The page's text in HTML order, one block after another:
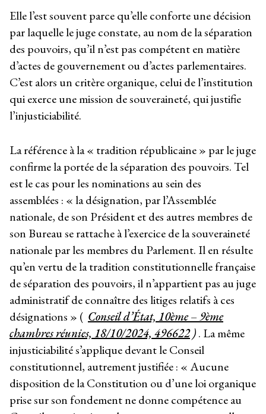
Elle l’est souvent parce qu’elle conforte une décision
par laquelle le juge constate, au nom de la séparation
des pouvoirs, qu’il n’est pas compétent en matière
d’actes de gouvernement ou d’actes parlementaires.
C’est alors un critère organique, celui de l’institution
qui exerce une mission de souveraineté, qui justifie
l’injusticiabilité.
La référence à la « tradition républicaine » par le juge
confirme la portée de la séparation des pouvoirs. Tel
est le cas pour les nominations au sein des
assemblées : « la désignation, par l’Assemblée
nationale, de son Président et des autres membres de
son Bureau se rattache à l’exercice de la souveraineté
nationale par les membres du Parlement. Il en résulte
qu’en vertu de la tradition constitutionnelle française
de séparation des pouvoirs, il n’appartient pas au juge
administratif de connaître des litiges relatifs à ces
désignations » ( Conseil d’État, 10ème – 9ème
chambres réunies, 18/10/2024, 496622). La même
injusticiabilité s’applique devant le Conseil
constitutionnel, autrement justifiée : « Aucune
disposition de la Constitution ou d’une loi organique
prise sur son fondement ne donne compétence au